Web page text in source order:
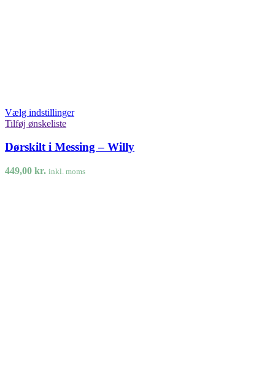
Vælg indstillinger
Tilføj ønskeliste
Dørskilt i Messing – Willy
449,00 kr. inkl. moms